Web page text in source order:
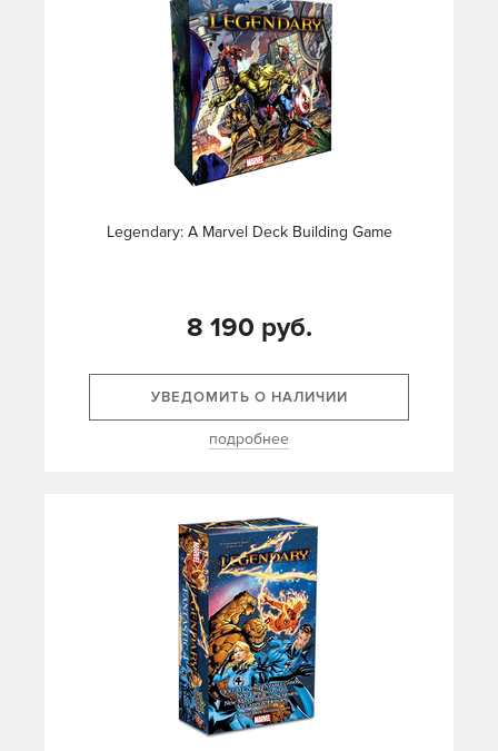
Legendary: A Marvel Deck Building Game
8 190 руб.
УВЕДОМИТЬ О НАЛИЧИИ
подробнее